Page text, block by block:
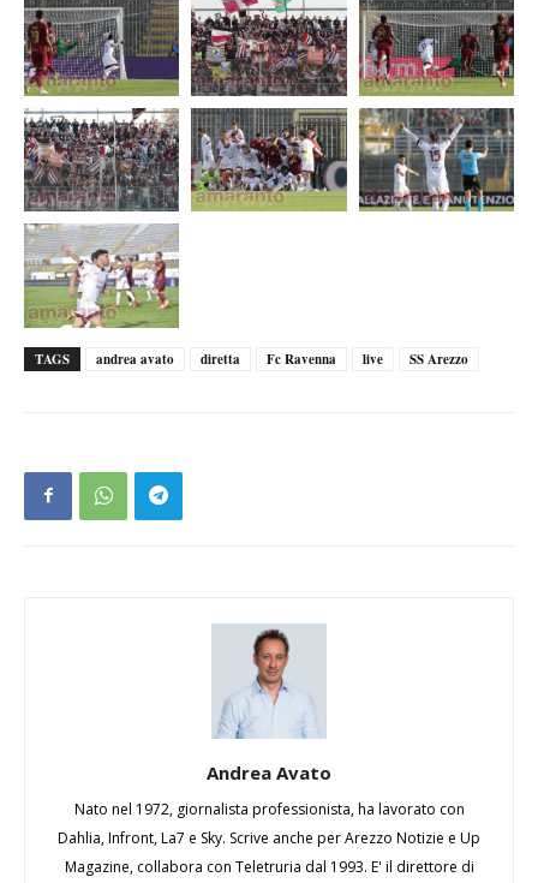
TAGS andrea avato diretta Fc Ravenna live SS Arezzo
Andrea Avato
Nato nel 1972, giornalista professionista, ha lavorato con
Dahlia, Infront, La7 e Sky. Scrive anche per Arezzo Notizie e Up
Magazine, collabora con Teletruria dal 1993. E' il direttore di